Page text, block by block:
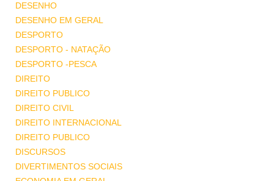
DESENHO
DESENHO EM GERAL
DESPORTO
DESPORTO - NATAÇÃO
DESPORTO -PESCA
DIREITO
DIREITO PUBLICO
DIREITO CIVIL
DIREITO INTERNACIONAL
DIREITO PUBLICO
DISCURSOS
DIVERTIMENTOS SOCIAIS